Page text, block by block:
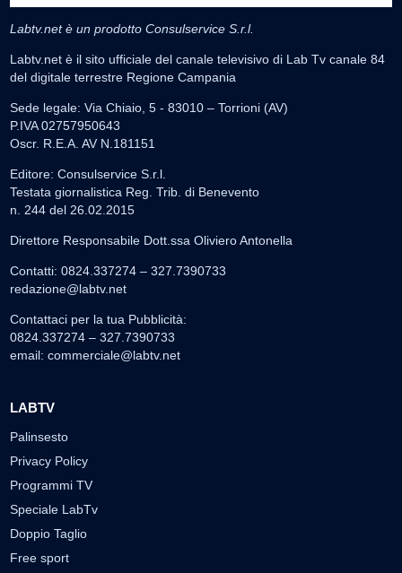
Labtv.net è un prodotto Consulservice S.r.l.
Labtv.net è il sito ufficiale del canale televisivo di Lab Tv canale 84
del digitale terrestre Regione Campania
Sede legale: Via Chiaio, 5 - 83010 – Torrioni (AV)
P.IVA 02757950643
Oscr. R.E.A. AV N.181151
Editore: Consulservice S.r.l.
Testata giornalistica Reg. Trib. di Benevento
n. 244 del 26.02.2015
Direttore Responsabile Dott.ssa Oliviero Antonella
Contatti: 0824.337274 – 327.7390733
redazione@labtv.net
Contattaci per la tua Pubblicità:
0824.337274 – 327.7390733
email: commerciale@labtv.net
LABTV
Palinsesto
Privacy Policy
Programmi TV
Speciale LabTv
Doppio Taglio
Free sport